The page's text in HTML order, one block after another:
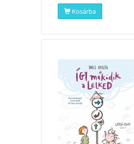
Kosárba